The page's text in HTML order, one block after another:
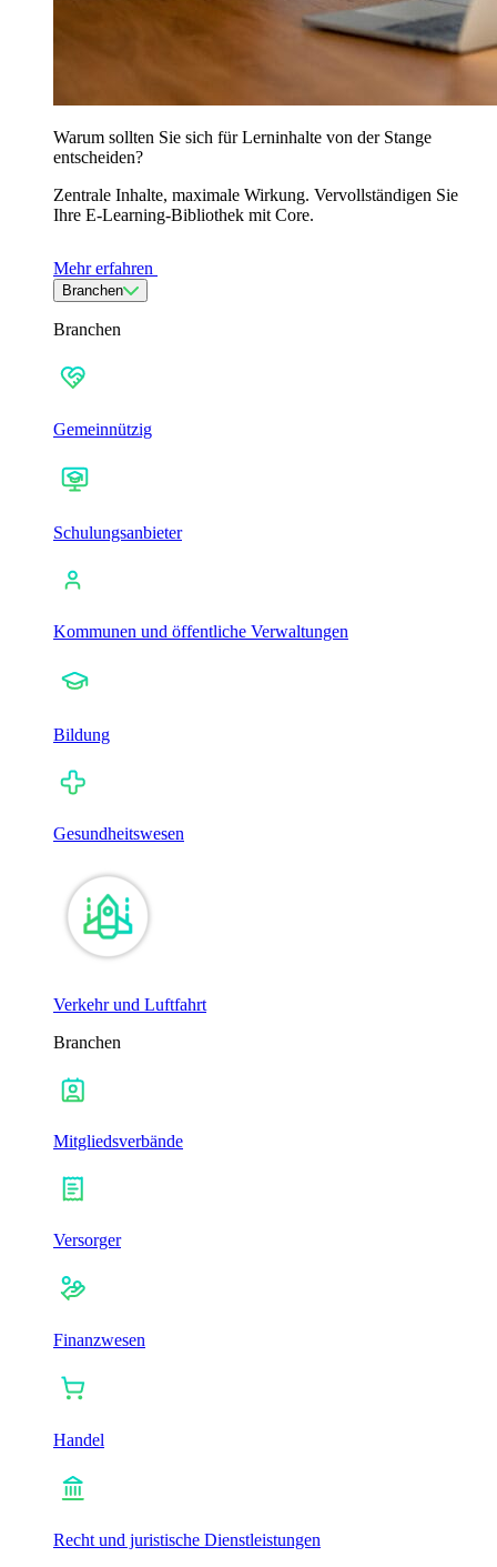
Warum sollten Sie sich für Lerninhalte von der Stange
entscheiden?
Zentrale Inhalte, maximale Wirkung. Vervollständigen Sie
Ihre E-Learning-Bibliothek mit Core.
Mehr erfahren
Branchen
Branchen
Gemeinnützig
Schulungsanbieter
Kommunen und öffentliche Verwaltungen
Bildung
Gesundheitswesen
Verkehr und Luftfahrt
Branchen
Mitgliedsverbände
Versorger
Finanzwesen
Handel
Recht und juristische Dienstleistungen